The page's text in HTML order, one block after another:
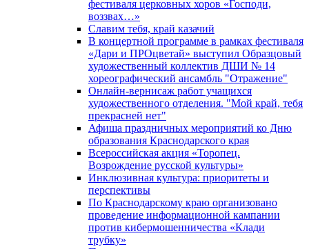
фестиваля церковных хоров «Господи,
воззвах…»
Славим тебя, край казачий
В концертной программе в рамках фестиваля
«Дари и ПРОцветай» выступил Образцовый
художественный коллектив ДШИ № 14
хореографический ансамбль "Отражение"
Онлайн-вернисаж работ учащихся
художественного отделения. "Мой край, тебя
прекрасней нет"
Афиша праздничных мероприятий ко Дню
образования Краснодарского края
Всероссийская акция «Торопец.
Возрождение русской культуры»
Инклюзивная культура: приоритеты и
перспективы
По Краснодарскому краю организовано
проведение информационной кампании
против кибермошенничества «Клади
трубку»